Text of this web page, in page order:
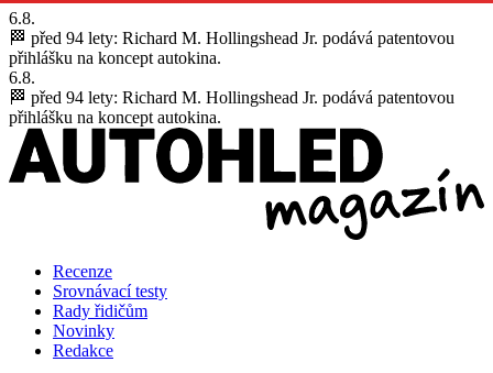
6.8.
🏁 před 94 lety: Richard M. Hollingshead Jr. podává patentovou
přihlášku na koncept autokina.
6.8.
🏁 před 94 lety: Richard M. Hollingshead Jr. podává patentovou
přihlášku na koncept autokina.
Recenze
Srovnávací testy
Rady řidičům
Novinky
Redakce